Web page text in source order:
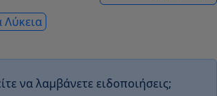
Λύκεια
να λαμβάνετε ειδοποιήσεις;